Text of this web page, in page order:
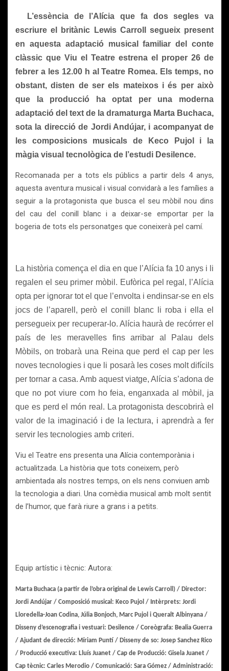
L’essència de l’Alícia que fa dos segles va
escriure el britànic Lewis Carroll segueix present
en aquesta adaptació musical familiar del conte
clàssic que Viu el Teatre estrena el proper 26 de
febrer a les 12.00 h al Teatre Romea. Els temps, no
obstant, disten de ser els mateixos i és per això
que la producció ha optat per una moderna
adaptació del text de la dramaturga Marta Buchaca,
sota la direcció de Jordi Andújar, i acompanyat de
les composicions musicals de Keco Pujol i la
màgia visual tecnològica de l’estudi Desilence.
Recomanada per a tots els públics a partir dels 4 anys,
aquesta aventura musical i visual convidarà a les famílies a
seguir a la protagonista que busca el seu mòbil nou dins
del cau del conill blanc i a deixar-se emportar per la
bogeria de tots els personatges que coneixerà pel camí.
La història comença el dia en que l’Alícia fa 10 anys i li
regalen el seu primer mòbil. Eufòrica pel regal, l’Alícia
opta per ignorar tot el que l’envolta i endinsar-se en els
jocs de l’aparell, però el conill blanc li roba i ella el
persegueix per recuperar-lo. Alícia haurà de recórrer el
país de les meravelles fins arribar al Palau dels
Mòbils, on trobarà una Reina que perd el cap per les
noves tecnologies i que li posarà les coses molt difícils
per tornar a casa. Amb aquest viatge, Alícia s’adona de
que no pot viure com ho feia, enganxada al mòbil, ja
que es perd el món real. La protagonista descobrirà el
valor de la imaginació i de la lectura, i aprendrà a fer
servir les tecnologies amb criteri.
Viu el Teatre ens presenta una Alícia contemporània i
actualitzada. La història que tots coneixem, però
ambientada als nostres temps, on els nens conviuen amb
la tecnologia a diari. Una comèdia musical amb molt sentit
de l’humor, que farà riure a grans i a petits.
Equip artístic i tècnic: Autora:
Marta Buchaca (a partir de l’obra original de Lewis Carroll) / Director:
Jordi Andújar / Composició musical: Keco Pujol / Intèrprets: Jordi
Lloredella-Joan Codina, Júlia Bonjoch, Marc Pujol i Queralt Albinyana /
Disseny d’escenografia i vestuari: Desilence / Coreògrafa: Bealia Guerra
/ Ajudant de direcció: Míriam Puntí / Disseny de so: Josep Sanchez Rico
/ Producció executiva: Lluís Juanet / Cap de Producció: Gisela Juanet /
Cap tècnic: Carles Merodio / Comunicació: Sara Gómez / Administració: